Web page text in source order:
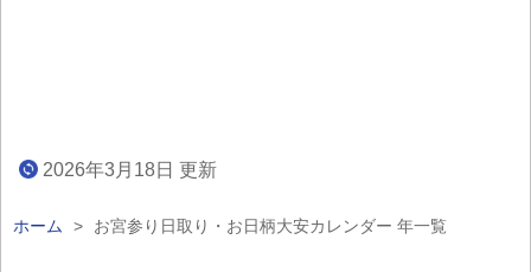
2026年3月18日 更新
ホーム > お宮参り日取り・お日柄大安カレンダー 年一覧